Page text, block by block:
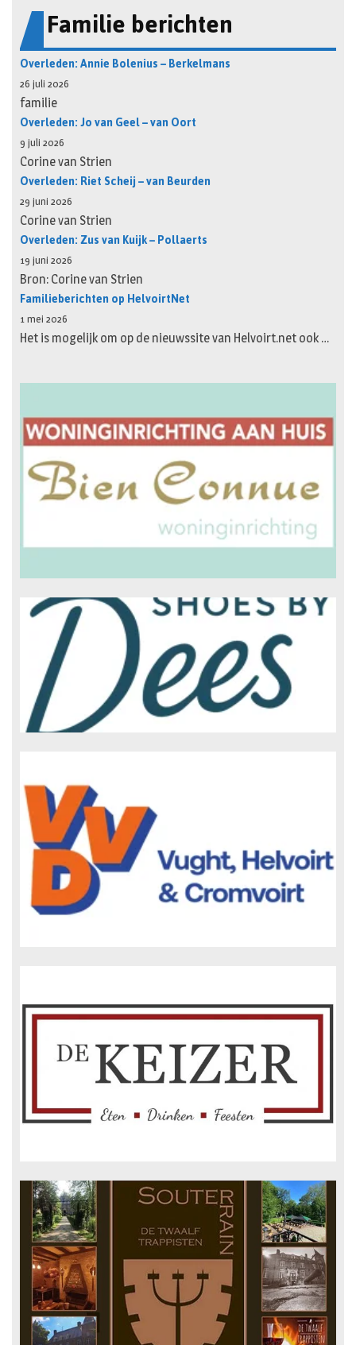
Familie berichten
Overleden: Annie Bolenius – Berkelmans
26 juli 2026
familie
Overleden: Jo van Geel – van Oort
9 juli 2026
Corine van Strien
Overleden: Riet Scheij – van Beurden
29 juni 2026
Corine van Strien
Overleden: Zus van Kuijk – Pollaerts
19 juni 2026
Bron: Corine van Strien
Familieberichten op HelvoirtNet
1 mei 2026
Het is mogelijk om op de nieuwssite van Helvoirt.net ook …